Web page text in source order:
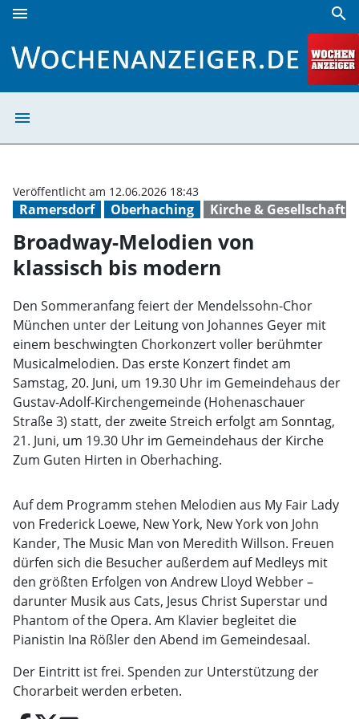
menu search
menu
Ramersdorf Oberhaching Kirche & Gesellschaft
Veröffentlicht am 12.06.2026 18:43
Broadway-Melodien von
klassisch bis modern
Den Sommeranfang feiert der Mendelssohn-Chor
München unter der Leitung von Johannes Geyer mit
einem beschwingten Chorkonzert voller berühmter
Musicalmelodien. Das erste Konzert findet am
Samstag, 20. Juni, um 19.30 Uhr im Gemeindehaus der
Gustav-Adolf-Kirchengemeinde (Hohenaschauer
Straße 3) statt, der zweite Streich erfolgt am Sonntag,
21. Juni, um 19.30 Uhr im Gemeindehaus der Kirche
Zum Guten Hirten in Oberhaching.
Auf dem Programm stehen Melodien aus My Fair Lady
von Frederick Loewe, New York, New York von John
Kander, The Music Man von Meredith Willson. Freuen
dürfen sich die Besucher außerdem auf Medleys mit
den größten Erfolgen von Andrew Lloyd Webber –
darunter Musik aus Cats, Jesus Christ Superstar und
Phantom of the Opera. Am Klavier begleitet die
Pianistin Ina Rößler den Abend im Gemeindesaal.
Der Eintritt ist frei. Spenden zur Unterstützung der
Chorarbeit werden erbeten.